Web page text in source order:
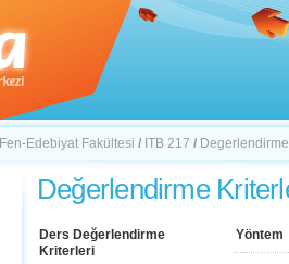
Fen-Edebiyat Fakültesi / ITB 217 /
Değerlendirme
Ders Değerlendirme
Kriterleri
Yöntem